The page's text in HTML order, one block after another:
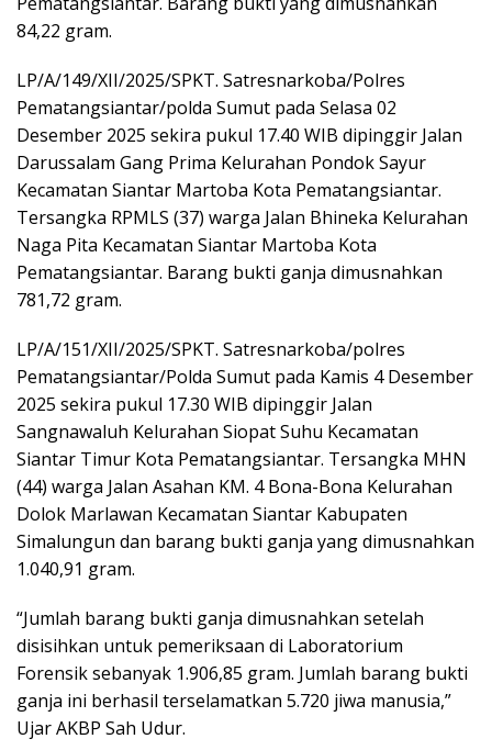
84,22 gram.
LP/A/149/XII/2025/SPKT. Satresnarkoba/Polres
Pematangsiantar/polda Sumut pada Selasa 02
Desember 2025 sekira pukul 17.40 WIB dipinggir Jalan
Darussalam Gang Prima Kelurahan Pondok Sayur
Kecamatan Siantar Martoba Kota Pematangsiantar.
Tersangka RPMLS (37) warga Jalan Bhineka Kelurahan
Naga Pita Kecamatan Siantar Martoba Kota
Pematangsiantar. Barang bukti ganja dimusnahkan
781,72 gram.
LP/A/151/XII/2025/SPKT. Satresnarkoba/polres
Pematangsiantar/Polda Sumut pada Kamis 4 Desember
2025 sekira pukul 17.30 WIB dipinggir Jalan
Sangnawaluh Kelurahan Siopat Suhu Kecamatan
Siantar Timur Kota Pematangsiantar. Tersangka MHN
(44) warga Jalan Asahan KM. 4 Bona-Bona Kelurahan
Dolok Marlawan Kecamatan Siantar Kabupaten
Simalungun dan barang bukti ganja yang dimusnahkan
1.040,91 gram.
“Jumlah barang bukti ganja dimusnahkan setelah
disisihkan untuk pemeriksaan di Laboratorium
Forensik sebanyak 1.906,85 gram. Jumlah barang bukti
ganja ini berhasil terselamatkan 5.720 jiwa manusia,”
Ujar AKBP Sah Udur.